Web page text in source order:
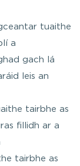
tuaithe
a
gach lá
leis an
tairbhe as
fillidh ar a
tairbhe as